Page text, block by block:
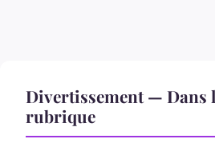
Divertissement — Dans
rubrique